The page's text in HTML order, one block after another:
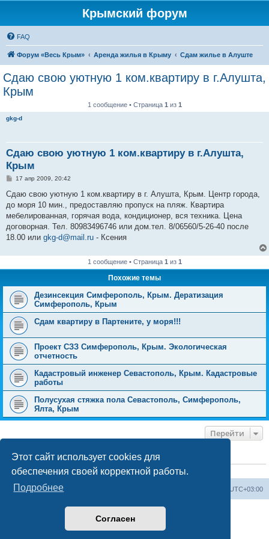
Этот сайт использует cookies для
обеспечения своей корректной работы.
Подробнее
Согласен
Крымский форум
FAQ
Форум «Весь Крым» Аренда жилья в Крыму Сдам жилье в Алуште
Сдаю свою уютную 1 ком.квартиру в г.Алушта,
Крым
1 сообщение • Страница 1 из 1
gkg-d
Сдаю свою уютную 1 ком.квартиру в г.Алушта,
Крым
С
о
б
щ
е
и
е
17 апр 2009, 20:42
Сдаю свою уютную 1 ком.квартиру в г. Алушта, Крым. Центр города,
до моря 10 мин., предоставляю пропуск на пляж. Квартира
мебелированная, горячая вода, кондиционер, вся техника. Цена
договорная. Тел. 80983496746 или дом.тел. 8/06560/5-26-40 после
18.00 или gkg-d@mail.ru - Ксения
1 сообщение • Страница 1 из 1
Похожие темы
Дезинсекция Симферополь, Крым. Дератизация
Симферополь, Крым
Сдам квартиру в Партените, у моря!!!
Проект СЗЗ Симферополь, Крым. Экологическая
отчетность
Кадастровый инженер Севастополь, Крым. Кадастровые
работы
Полусухая стяжка пола Севастополь, Симферополь,
Ялта, Крым
Перейти
КТО СЕЙЧАС НА КОНФЕРЕНЦИИ
Сейчас этот форум просматривают:ClaudeBot [ИИ бот]и 0 гостей
Форум «Весь Крым» UTC+03:00
Создано на основе phpBB® Forum Software © phpBB Limited
Конфиденциальность